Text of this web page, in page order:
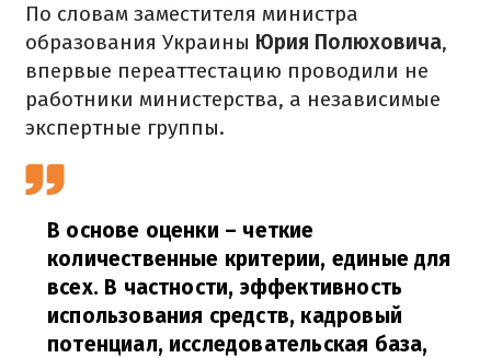
По словам заместителя министра
образования Украины Юрия Полюховича,
впервые переаттестацию проводили не
работники министерства, а независимые
экспертные группы.
В основе оценки – четкие
количественные критерии, единые для
всех. В частности, эффективность
использования средств, кадровый
потенциал, исследовательская база,